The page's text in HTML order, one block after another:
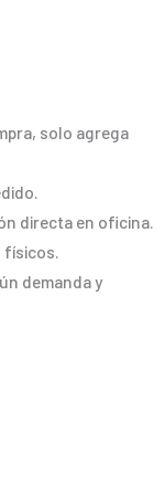
solo agrega
directa en oficina.
físicos.
demanda y